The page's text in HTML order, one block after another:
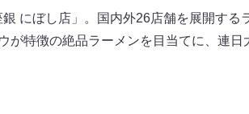
にぼし店」。国内外26店舗を展開する
特徴の絶品ラーメンを目当てに、連日